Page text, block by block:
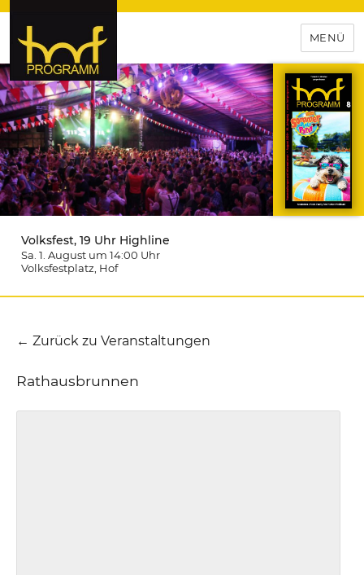
hof-programm – das
Veranstaltungsportal für
Hochfranken
MENÜ
Volksfest, 19 Uhr Highline
Sa. 1. August um 14:00 Uhr
Volksfestplatz , Hof
← Zurück zu Veranstaltungen
Rathausbrunnen